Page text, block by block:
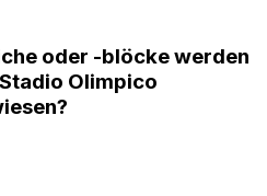
oder -blöcke werden
Olimpico